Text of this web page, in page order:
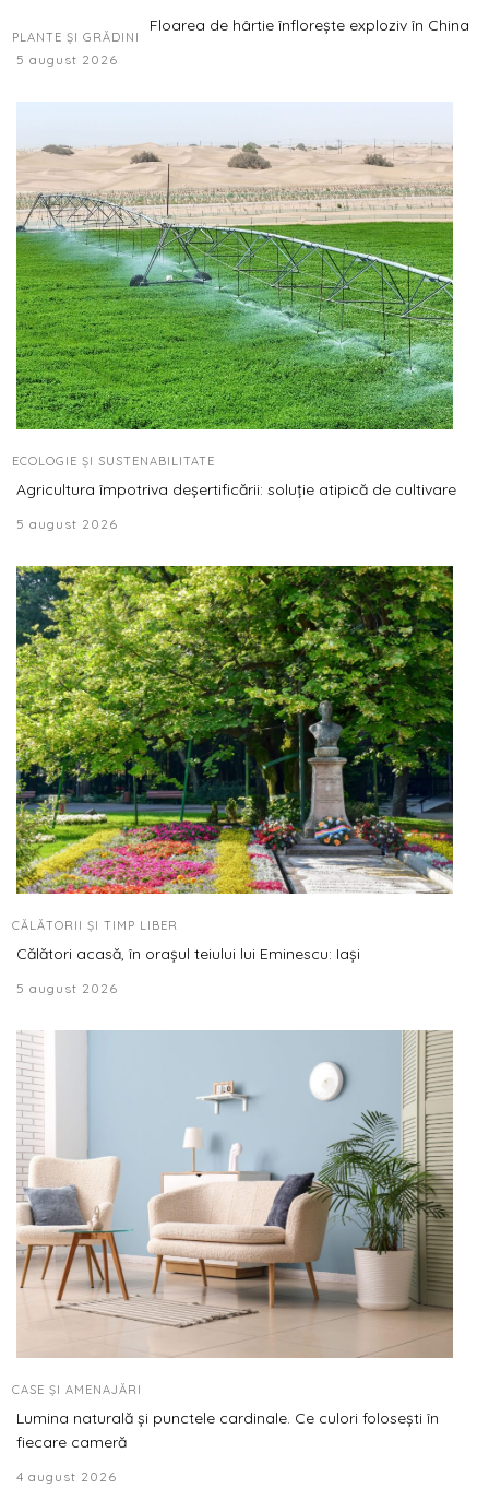
PLANTE ȘI GRĂDINI
Floarea de hârtie înflorește exploziv în China
5 august 2026
ECOLOGIE ȘI SUSTENABILITATE
Agricultura împotriva deșertificării: soluție atipică de cultivare
5 august 2026
CĂLĂTORII ȘI TIMP LIBER
Călători acasă, în orașul teiului lui Eminescu: Iași
5 august 2026
CASE ȘI AMENAJĂRI
Lumina naturală și punctele cardinale. Ce culori folosești în
fiecare cameră
4 august 2026